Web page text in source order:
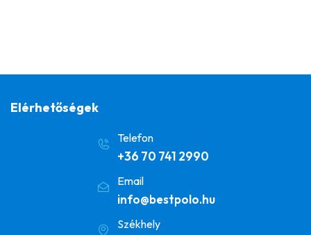
Elérhetőségek
Telefon
+36 70 741 2990
Email
info@bestpolo.hu
Székhely